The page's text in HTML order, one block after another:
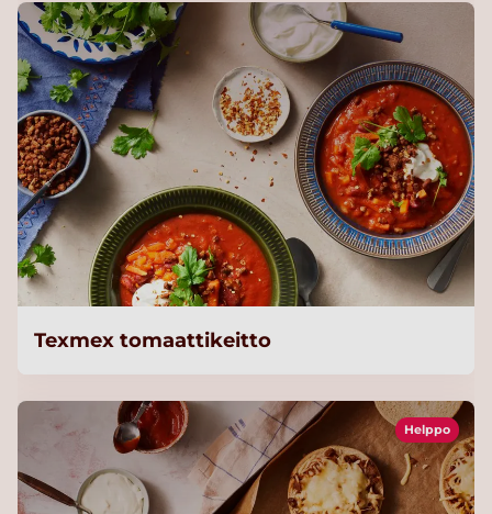
Texmex tomaattikeitto
Helppo